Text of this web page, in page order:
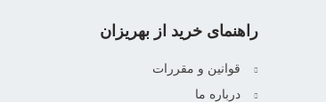
راهنمای خرید از بهریزان
قوانین و مقررات
درباره ما